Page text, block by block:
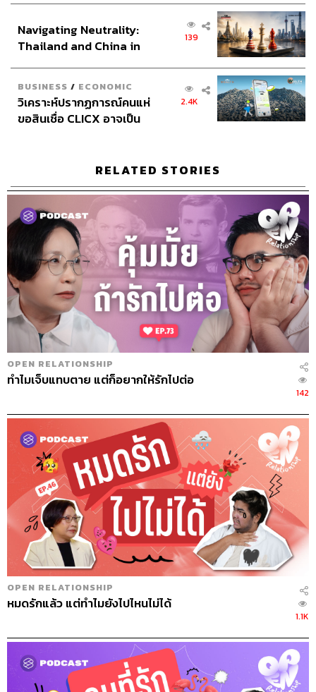
3.2K
ABOUT THE HOST
อินโดนีเซีย
Navigating Neutrality:
Thailand and China in
139
BUSINESS / ECONOMIC
วิเคราะห์ปรากฏการณ์คนแห่
ขอสินเชื่อ CLICX อาจเป็น
2.4K
RELATED STORIES
OPEN RELATIONSHIP
ทำไมเจ็บแทบตาย แต่ก็อยากให้รักไปต่อ
142
OPEN RELATIONSHIP
หมดรักแล้ว แต่ทำไมยังไปไหนไม่ได้
1.1K